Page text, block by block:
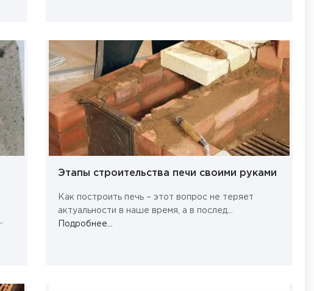
Этапы строительства печи своими руками
Как построить печь – этот вопрос не теряет
актуальности в наше время, а в послед...
Подробнее...